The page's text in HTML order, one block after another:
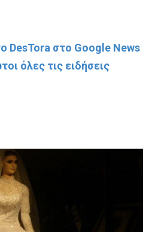
DesTora στο Google News
όλες τις ειδήσεις